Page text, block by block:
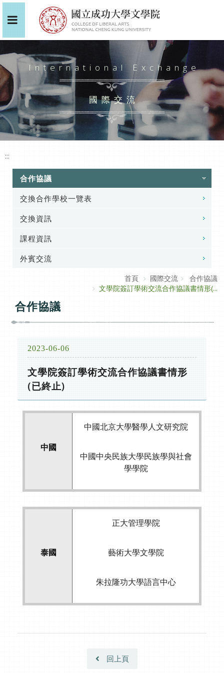
International Exchange
國際交流
:::
合作協議
交換合作學校一覽表
交換資訊
課程資訊
外賓交流
首頁 國際交流
合作協議
文學院簽訂學術交流合作協議書情形(...
合作協議
2023-06-06
文學院簽訂學術交流合作協議書情形
(已終止)
中國
中國北京大學醫學人文研究院
中國中央民族大學民族學與社會
學學院
泰國
正大管理學院
藝術大學文學院
朱拉隆功大學語言中心
回上頁